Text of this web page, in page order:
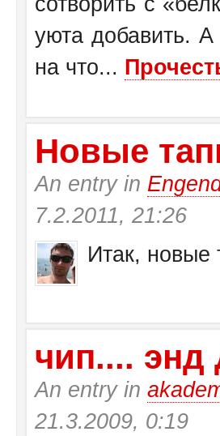
уюта добавить.
на что...
Новые
An entry in
7.2.2011, 21:26
Итак, новые
чип.... энд
An entry in
21.3.2009, 0:19